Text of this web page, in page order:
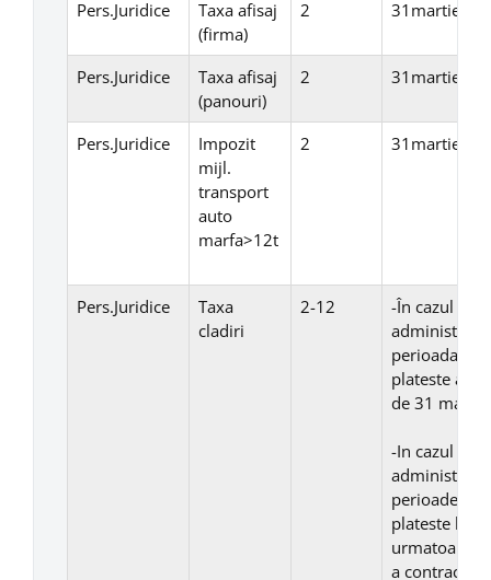
Pers.Juridice
Taxa afisaj
(firma)
2 31martie
Pers.Juridice
Taxa afisaj
(panouri)
2 31martie
Pers.Juridice
Impozit
mijl.
transport
auto
marfa>12t
2 31martie
Pers.Juridice
Taxa
cladiri
2-12
-În cazul
administrare
perioada
plateste
de 31
-In cazul
administrare
perioade
plateste
urmatoare
a